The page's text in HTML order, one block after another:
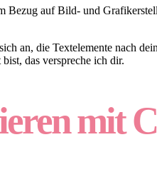
auf Bild- und
an, die Textelemente nach
das verspreche ich dir.
mit